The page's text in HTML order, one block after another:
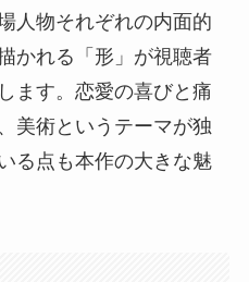
人物それぞれの内面的
かれる「形」が視聴者
ます。恋愛の喜びと痛
美術というテーマが独
る点も本作の大きな魅